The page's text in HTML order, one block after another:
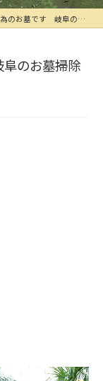
岐阜のお墓掃除屋「磨き専隊」です
のお墓掃除